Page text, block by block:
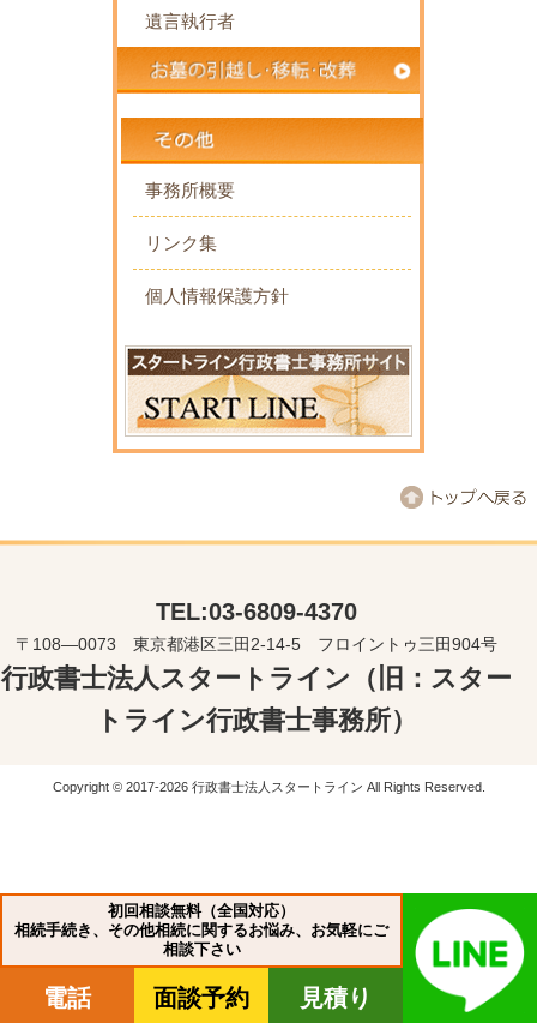
遺言執行者
事務所概要
リンク集
個人情報保護方針
TEL:03-6809-4370
〒108―0073 東京都港区三田2-14-5 フロイントゥ三田904号
行政書士法人スタートライン（旧：スター
トライン行政書士事務所）
Copyright © 2017-2026 行政書士法人スタートライン All Rights Reserved.
初回相談無料（全国対応）
相続手続き、その他相続に関するお悩み、お気軽にご
相談下さい
電話 面談予約 見積り